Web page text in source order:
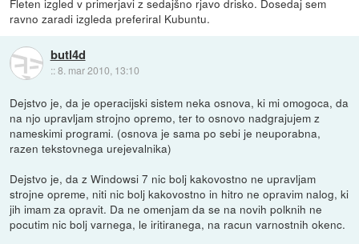
Fleten izgled v primerjavi z sedajšno rjavo drisko. Dosedaj sem
ravno zaradi izgleda preferiral Kubuntu.
butl4d
::8. mar 2010, 13:10
Dejstvo je, da je operacijski sistem neka osnova, ki mi omogoca, da
na njo upravljam strojno opremo, ter to osnovo nadgrajujem z
nameskimi programi. (osnova je sama po sebi je neuporabna,
razen tekstovnega urejevalnika)
Dejstvo je, da z Windowsi 7 nic bolj kakovostno ne upravljam
strojne opreme, niti nic bolj kakovostno in hitro ne opravim nalog, ki
jih imam za opravit. Da ne omenjam da se na novih polknih ne
pocutim nic bolj varnega, le iritiranega, na racun varnostnih okenc.